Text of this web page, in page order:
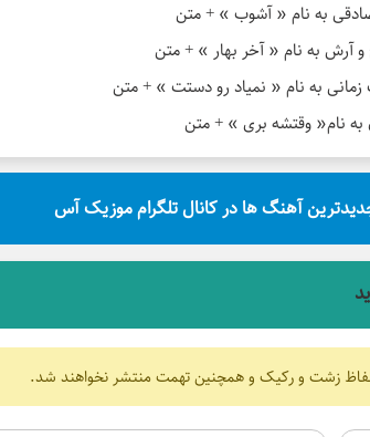
به نام « آشوب » + متن
آرش به نام « آخر بهار » + متن
به نام « نمیاد رو دستت » + متن
به نام« وقتشه بری » + متن
آهنگ ها در کانال تلگرام موزیک آس
زشت و رکیک و همچنین تهمت منتشر نخواهند شد.